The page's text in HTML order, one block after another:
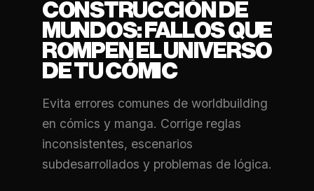
CONSTRUCCIÓN DE
MUNDOS: FALLOS QUE
ROMPEN EL UNIVERSO
DE TU CÓMIC
Evita errores comunes de worldbuilding
en cómics y manga. Corrige reglas
inconsistentes, escenarios
subdesarrollados y problemas de lógica.